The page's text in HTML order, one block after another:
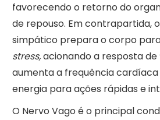
favorecendo o retorno do
de repouso. Em contrapartida,
simpático prepara o corpo
stress,acionando a resposta de
aumenta a frequência cardíaca
energia para ações rápidas e
O Nervo Vago é o principal